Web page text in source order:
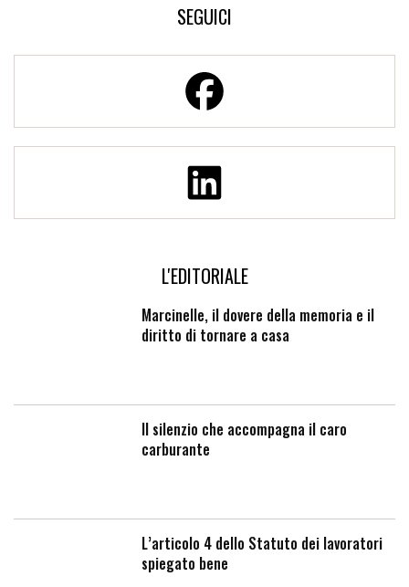
SEGUICI
L'EDITORIALE
Marcinelle, il dovere della memoria e il
diritto di tornare a casa
Il silenzio che accompagna il caro
carburante
L’articolo 4 dello Statuto dei lavoratori
spiegato bene